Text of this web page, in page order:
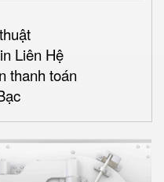
Liên Hệ
thanh toán